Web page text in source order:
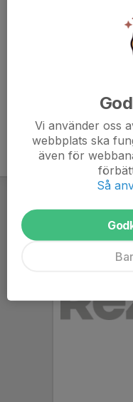
Vi använder oss
webbplats ska
även för
Så